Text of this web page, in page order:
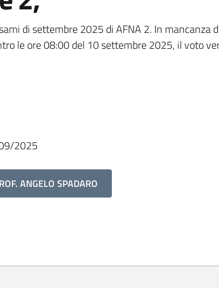
di settembre 2025 di AFNA 2. In mancanza
le ore 08:00 del 10 settembre 2025, il voto
2025
ANGELO SPADARO